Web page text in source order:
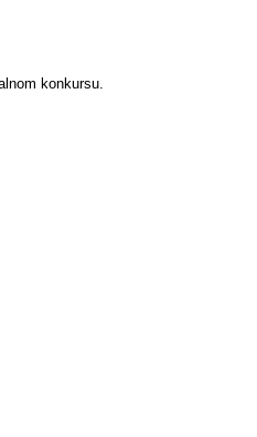
konkursu.